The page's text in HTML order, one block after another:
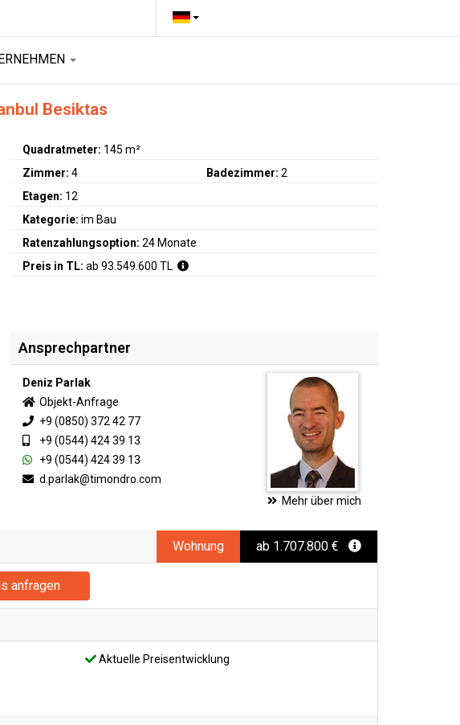
Besiktas
Quadratmeter: 145 m²
Zimmer:4 Badezimmer: 2
Etagen: 12
Kategorie:im Bau
Ratenzahlungsoption:24 Monate
Preis in TL:ab 93.549.600 TL
Ansprechpartner
Deniz Parlak
Objekt-Anfrage
+9 (0850) 372 42 77
+9 (0544) 424 39 13
+9 (0544) 424 39 13
d.parlak@timondro.com
Mehr über mich
Wohnung ab 1.707.800 €
anfragen
Aktuelle Preisentwicklung